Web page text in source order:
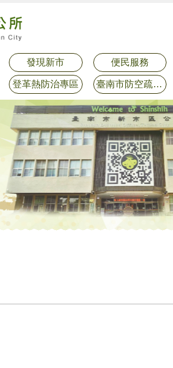
發現新市 便民服務
登革熱防治專區 臺南市防空疏散避難專區